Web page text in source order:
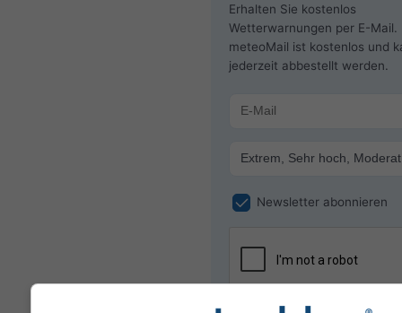
Erhalten Sie kostenlos
Wetterwarnungen per E-Mail.
meteoMail ist kostenlos und
jederzeit abbestellt werden.
Newsletter abonnieren